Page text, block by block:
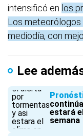
intensificó en los
Los meteorólogos
mediodía, con
Lee
estará
semana